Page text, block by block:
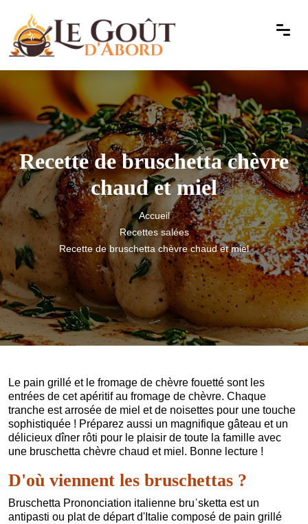
Recette de bruschetta chèvre
chaud et miel
Accueil
Recettes salées
Recette de bruschetta chèvre chaud et miel
Le pain grillé et le fromage de chèvre fouetté sont les
entrées de cet apéritif au fromage de chèvre. Chaque
tranche est arrosée de miel et de noisettes pour une touche
sophistiquée ! Préparez aussi un magnifique gâteau et un
délicieux dîner rôti pour le plaisir de toute la famille avec
une bruschetta chèvre chaud et miel. Bonne lecture !
D'où viennent les bruschettas ?
Bruschetta Prononciation italienne bruˈsketta est un
antipasti ou plat de départ d'Italie composé de pain grillé